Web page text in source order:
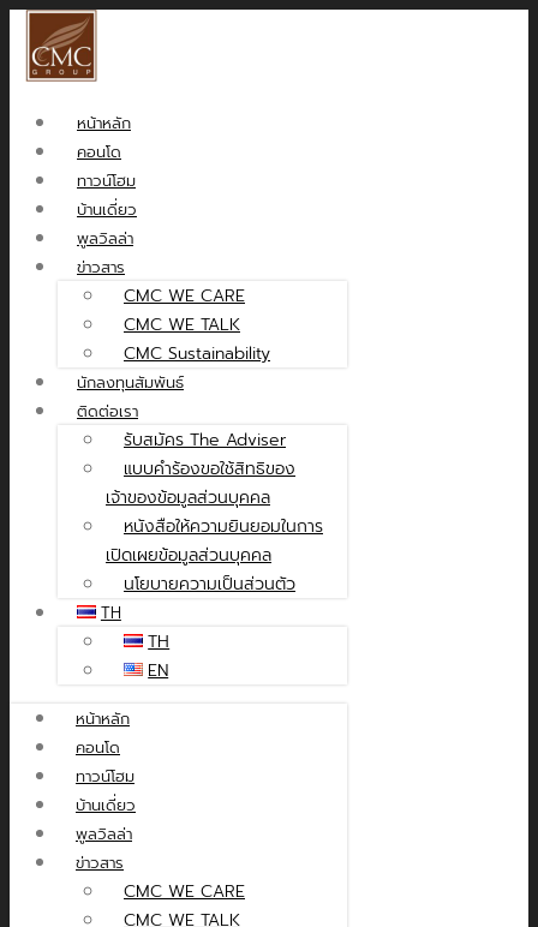
หน้าหลัก
คอนโด
ทาวน์โฮม
บ้านเดี่ยว
พูลวิลล่า
ข่าวสาร
CMC WE CARE
CMC WE TALK
CMC Sustainability
นักลงทุนสัมพันธ์
ติดต่อเรา
รับสมัคร The Adviser
แบบคำร้องขอใช้สิทธิของ
เจ้าของข้อมูลส่วนบุคคล
หนังสือให้ความยินยอมในการ
เปิดเผยข้อมูลส่วนบุคคล
นโยบายความเป็นส่วนตัว
TH
TH
EN
หน้าหลัก
คอนโด
ทาวน์โฮม
บ้านเดี่ยว
พูลวิลล่า
ข่าวสาร
CMC WE CARE
CMC WE TALK